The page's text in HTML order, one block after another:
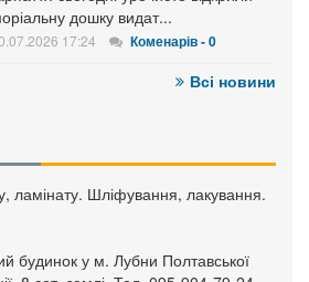
дошку видат...
17:24 Коменарів - 0
Всі новини
ламінату. Шліфування, лакування.
будинок у м. Лубни Полтавської